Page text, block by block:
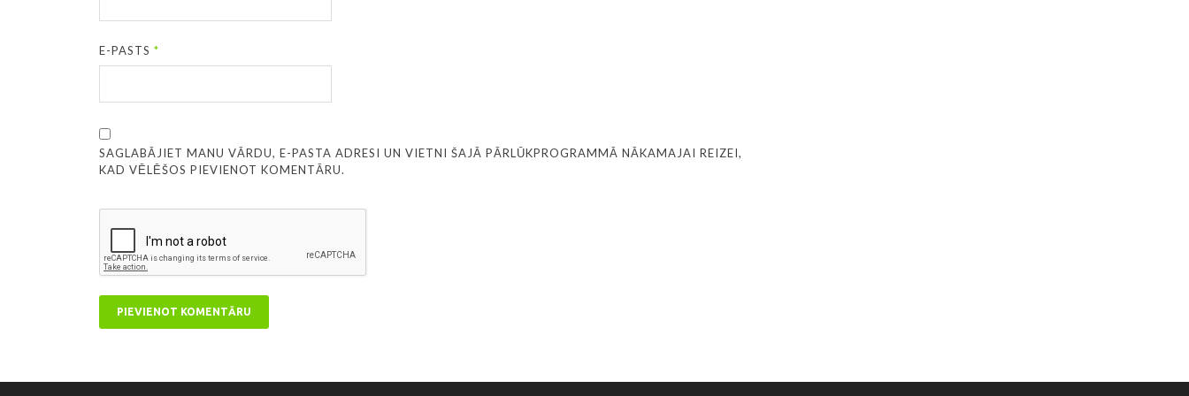
E-PASTS*
SAGLABĀJIET MANU VĀRDU, E-PASTA ADRESI UN VIETNI ŠAJĀ PĀRLŪKPROGRAMMĀ NĀKAMAJAI REIZEI,
KAD VĒLĒŠOS PIEVIENOT KOMENTĀRU.